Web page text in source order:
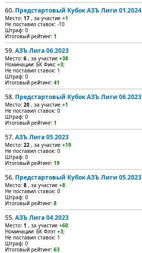
60. Предстартовый Кубок АЗЪ Лиги 01.2024
Место: 17 , за участие +1
Не поставил ставок: -10
Штраф: 0
Итоговый рейтинг: 1
59.АЗЪ Лига 06.2023
Место: 6 , за участие +38
Номинации: БК Фикс +3;
Не поставил ставок: 1
Штраф: 0
Итоговый рейтинг: 41
58. Предстартовый Кубок АЗЪ Лиги 06.2023
Место: 20 , за участие +1
Не поставил ставок: 0
Штраф: 0
Итоговый рейтинг: 1
57.АЗЪ Лига 05.2023
Место: 22 , за участие +19
Не поставил ставок: 0
Штраф: 0
Итоговый рейтинг: 19
56. Предстартовый Кубок АЗЪ Лиги 05.2023
Место: 8 , за участие +8
Не поставил ставок: 0
Штраф: 0
Итоговый рейтинг: 8
55.АЗЪ Лига 04.2023
Место: 1 , за участие +60
Номинации: БК Флэт +3;
Не поставил ставок: 1
Штраф: 0
Итоговый рейтинг: 63